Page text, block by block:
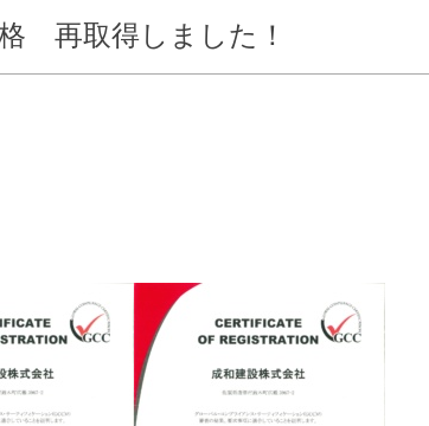
再取得しました！